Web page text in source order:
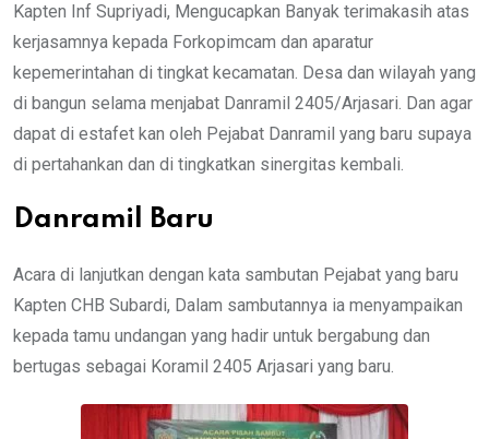
Kapten Inf Supriyadi, Mengucapkan Banyak terimakasih atas
kerjasamnya kepada Forkopimcam dan aparatur
kepemerintahan di tingkat kecamatan. Desa dan wilayah yang
di bangun selama menjabat Danramil 2405/Arjasari. Dan agar
dapat di estafet kan oleh Pejabat Danramil yang baru supaya
di pertahankan dan di tingkatkan sinergitas kembali.
Danramil Baru
Acara di lanjutkan dengan kata sambutan Pejabat yang baru
Kapten CHB Subardi, Dalam sambutannya ia menyampaikan
kepada tamu undangan yang hadir untuk bergabung dan
bertugas sebagai Koramil 2405 Arjasari yang baru.